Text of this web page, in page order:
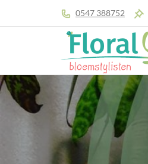
0547 388752